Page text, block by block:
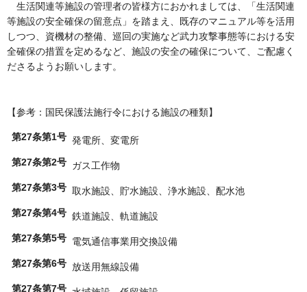
生活関連等施設の管理者の皆様方におかれましては、「生活関連
等施設の安全確保の留意点」を踏まえ、既存のマニュアル等を活用
しつつ、資機材の整備、巡回の実施など武力攻撃事態等における安
全確保の措置を定めるなど、施設の安全の確保について、ご配慮く
ださるようお願いします。
【参考：国民保護法施行令における施設の種類】
第27条第1号 発電所、変電所
第27条第2号 ガス工作物
第27条第3号 取水施設、貯水施設、浄水施設、配水池
第27条第4号 鉄道施設、軌道施設
第27条第5号 電気通信事業用交換設備
第27条第6号 放送用無線設備
第27条第7号